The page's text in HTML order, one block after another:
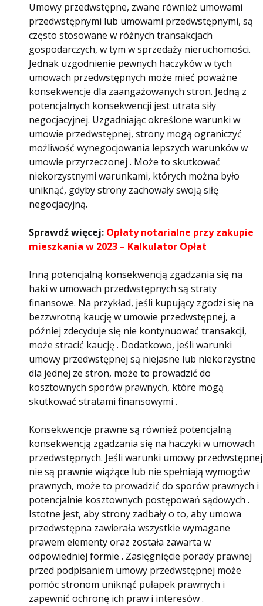
Umowy przedwstępne, zwane również umowami
przedwstępnymi lub umowami przedwstępnymi, są
często stosowane w różnych transakcjach
gospodarczych, w tym w sprzedaży nieruchomości.
Jednak uzgodnienie pewnych haczyków w tych
umowach przedwstępnych może mieć poważne
konsekwencje dla zaangażowanych stron. Jedną z
potencjalnych konsekwencji jest utrata siły
negocjacyjnej. Uzgadniając określone warunki w
umowie przedwstępnej, strony mogą ograniczyć
możliwość wynegocjowania lepszych warunków w
umowie przyrzeczonej . Może to skutkować
niekorzystnymi warunkami, których można było
uniknąć, gdyby strony zachowały swoją siłę
negocjacyjną.
Sprawdź więcej: Opłaty notarialne przy zakupie
mieszkania w 2023 – Kalkulator Opłat
Inną potencjalną konsekwencją zgadzania się na
haki w umowach przedwstępnych są straty
finansowe. Na przykład, jeśli kupujący zgodzi się na
bezzwrotną kaucję w umowie przedwstępnej, a
później zdecyduje się nie kontynuować transakcji,
może stracić kaucję . Dodatkowo, jeśli warunki
umowy przedwstępnej są niejasne lub niekorzystne
dla jednej ze stron, może to prowadzić do
kosztownych sporów prawnych, które mogą
skutkować stratami finansowymi .
Konsekwencje prawne są również potencjalną
konsekwencją zgadzania się na haczyki w umowach
przedwstępnych. Jeśli warunki umowy przedwstępnej
nie są prawnie wiążące lub nie spełniają wymogów
prawnych, może to prowadzić do sporów prawnych i
potencjalnie kosztownych postępowań sądowych .
Istotne jest, aby strony zadbały o to, aby umowa
przedwstępna zawierała wszystkie wymagane
prawem elementy oraz została zawarta w
odpowiedniej formie . Zasięgnięcie porady prawnej
przed podpisaniem umowy przedwstępnej może
pomóc stronom uniknąć pułapek prawnych i
zapewnić ochronę ich praw i interesów .